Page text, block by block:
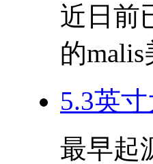
近日前
的
5.3英
最早起